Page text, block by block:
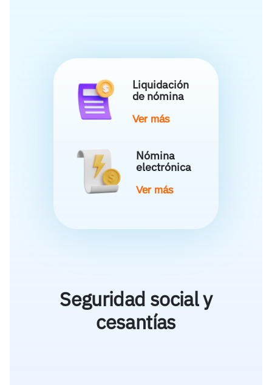
Liquidación
de nómina
Ver más
Nómina
electrónica
Ver más
Seguridad social y
cesantías